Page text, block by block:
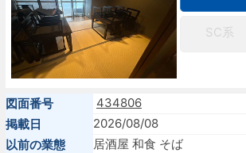
SC系
図面番号
434806
掲載日
2026/08/08
以前の業態
居酒屋 和食 そば